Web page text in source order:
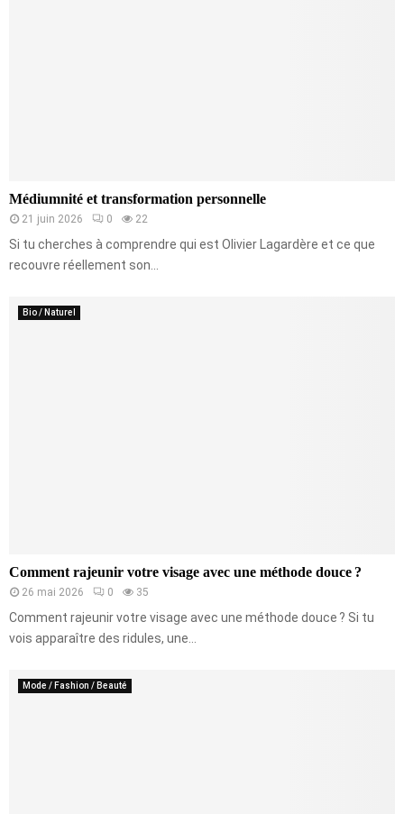
Médiumnité et transformation personnelle
21 juin 2026 0 22
Si tu cherches à comprendre qui est Olivier Lagardère et ce que
recouvre réellement son...
Bio / Naturel
Comment rajeunir votre visage avec une méthode douce ?
26 mai 2026 0 35
Comment rajeunir votre visage avec une méthode douce ? Si tu
vois apparaître des ridules, une...
Mode / Fashion / Beauté